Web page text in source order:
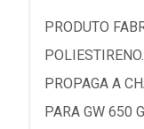
PRODUTO
PROPAGA A
PARA GW 650